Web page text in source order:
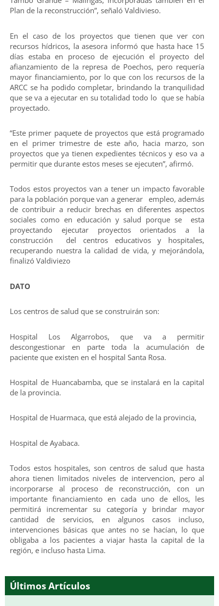
Plan de la reconstrucción”, señaló Valdivieso.
En el caso de los proyectos que tienen que ver con
recursos hídricos, la asesora informó que hasta hace 15
días estaba en proceso de ejecución el proyecto del
afianzamiento de la represa de Poechos, pero requería
mayor financiamiento, por lo que con los recursos de la
ARCC se ha podido completar, brindando la tranquilidad
que se va a ejecutar en su totalidad todo lo que se había
proyectado.
“Este primer paquete de proyectos que está programado
en el primer trimestre de este año, hacia marzo, son
proyectos que ya tienen expedientes técnicos y eso va a
permitir que durante estos meses se ejecuten”, afirmó.
Todos estos proyectos van a tener un impacto favorable
para la población porque van a generar empleo, además
de contribuir a reducir brechas en diferentes aspectos
sociales como en educación y salud porque se esta
proyectando ejecutar proyectos orientados a la
construcción del centros educativos y hospitales,
recuperando nuestra la calidad de vida, y mejorándola,
finalizó Valdiviezo
DATO
Los centros de salud que se construirán son:
Hospital Los Algarrobos, que va a permitir
descongestionar en parte toda la acumulación de
paciente que existen en el hospital Santa Rosa.
Hospital de Huancabamba, que se instalará en la capital
de la provincia.
Hospital de Huarmaca, que está alejado de la provincia,
Hospital de Ayabaca.
Todos estos hospitales, son centros de salud que hasta
ahora tienen limitados niveles de intervencion, pero al
incorporarse al proceso de reconstrucción, con un
importante financiamiento en cada uno de ellos, les
permitirá incrementar su categoría y brindar mayor
cantidad de servicios, en algunos casos incluso,
intervenciones básicas que antes no se hacían, lo que
obligaba a los pacientes a viajar hasta la capital de la
región, e incluso hasta Lima.
Últimos Artículos